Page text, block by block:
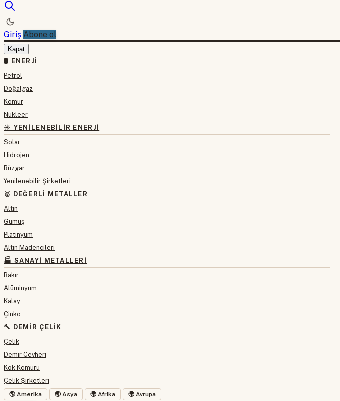
Giriş Abone ol
Kapat
🛢 ENERJI
Petrol
Doğalgaz
Kömür
Nükleer
☀️ YENILENEBILIR ENERJI
Solar
Hidrojen
Rüzgar
Yenilenebilir Şirketleri
🥇 DEĞERLI METALLER
Altın
Gümüş
Platinyum
Altın Madencileri
🏭 SANAYI METALLERI
Bakır
Alüminyum
Kalay
Çinko
🔨 DEMIR ÇELIK
Çelik
Demir Cevheri
Kok Kömürü
Çelik Şirketleri
🌎 Amerika 🌏 Asya 🌍 Afrika 🌍 Avrupa